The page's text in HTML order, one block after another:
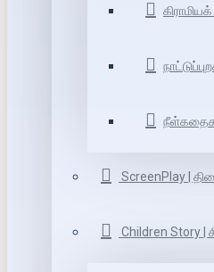
ScreenPlay |
Children Story |